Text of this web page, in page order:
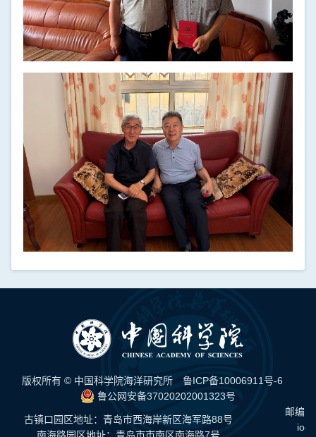
版权所有 © 中国科学院海洋研究所 鲁ICP备10006911号-6
鲁公网安备37020202001323号
古镇口园区地址：青岛市西海岸新区海军路88号
邮编